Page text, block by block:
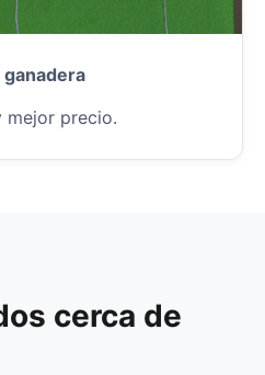
ganadera
mejor precio.
cerca de